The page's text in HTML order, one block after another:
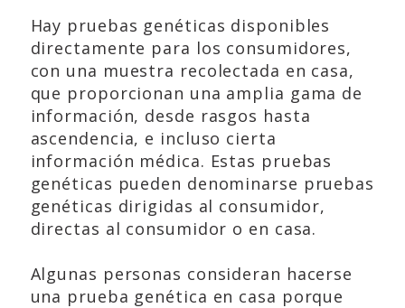
Hay pruebas genéticas disponibles
directamente para los consumidores,
con una muestra recolectada en casa,
que proporcionan una amplia gama de
información, desde rasgos hasta
ascendencia, e incluso cierta
información médica. Estas pruebas
genéticas pueden denominarse pruebas
genéticas dirigidas al consumidor,
directas al consumidor o en casa.
Algunas personas consideran hacerse
una prueba genética en casa porque